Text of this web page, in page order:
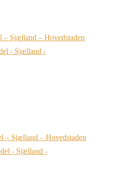
– Sjælland – Hovedstaden
– Sjælland – Hovedstaden